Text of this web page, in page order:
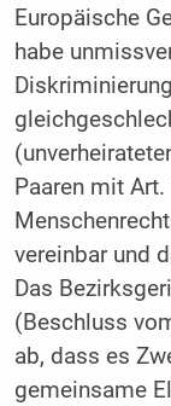
Europäische
habe
Paaren mit
vereinbar und
Das
(Beschluss
ab, dass es
gemeinsame